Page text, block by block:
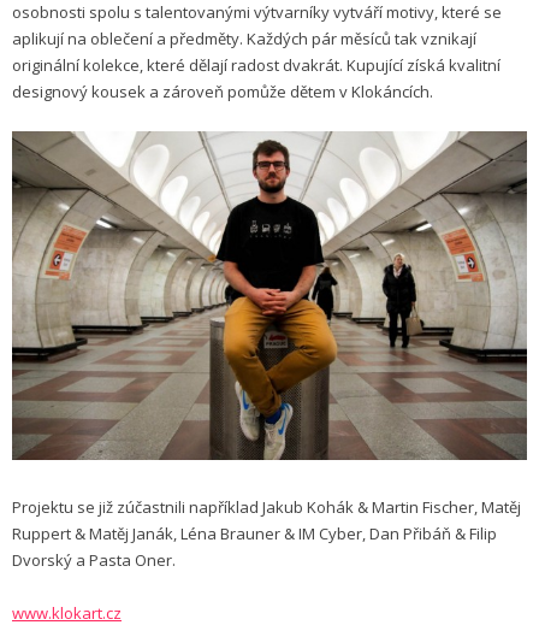
osobnosti spolu s talentovanými výtvarníky vytváří motivy, které se
aplikují na oblečení a předměty. Každých pár měsíců tak vznikají
originální kolekce, které dělají radost dvakrát. Kupující získá kvalitní
designový kousek a zároveň pomůže dětem v Klokáncích.
Projektu se již zúčastnili například Jakub Kohák & Martin Fischer, Matěj
Ruppert & Matěj Janák, Léna Brauner & IM Cyber, Dan Přibáň & Filip
Dvorský a Pasta Oner.
www.klokart.cz